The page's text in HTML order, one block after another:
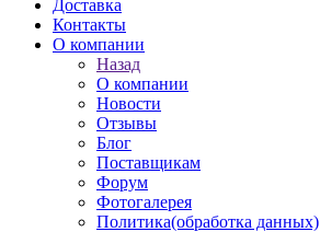
Доставка
Контакты
О компании
Назад
О компании
Новости
Отзывы
Блог
Поставщикам
Форум
Фотогалерея
Политика(обработка данных)